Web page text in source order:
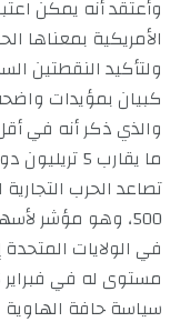
وأعتقد أنه يمكن
الأمريكية بمعناها
ولتأكيد النقطتين
كبيان بمؤيدات
والذي ذكر أنه في
ما يقارب 5
تصاعد الحرب
سياسة حافة